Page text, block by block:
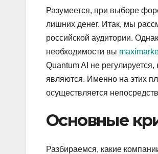
Разумеется, при выборе
лишних денег. Итак, мы
российской аудитории.
необходимости вы
Quantum AI не
являются. Именно на этих
осуществляется
Основные
Разбираемся, какие